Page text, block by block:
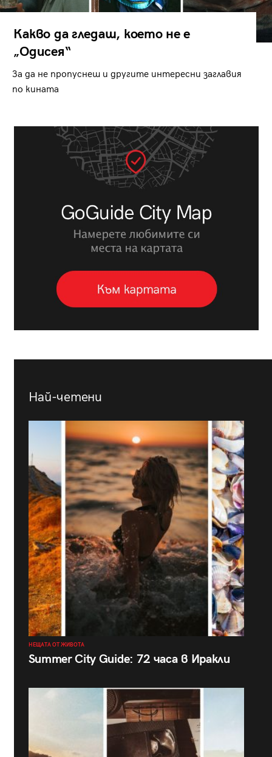
Какво да гледаш, което не е
„Одисея“
За да не пропуснеш и другите интересни заглавия
по кината
Най-четени
НЕЩАТА ОТ ЖИВОТА
Summer City Guide: 72 часа в Иракли